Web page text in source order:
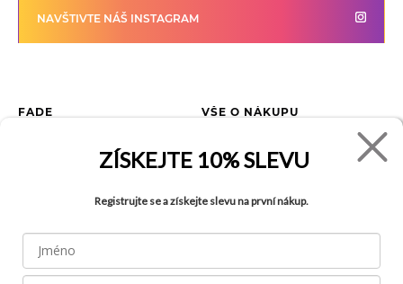
NAVŠTIVTE NÁŠ INSTAGRAM
FADE
Blog
VŠE O NÁKUPU
Jak reklamovat zboží
Tabulka velikostí
Recyklace
ZÍSKEJTE 10% SLEVU
Registrujte se a získejte slevu na první nákup.